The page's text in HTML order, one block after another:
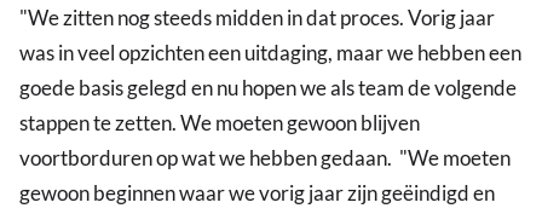
"We zitten nog steeds midden in dat proces. Vorig jaar
was in veel opzichten een uitdaging, maar we hebben een
goede basis gelegd en nu hopen we als team de volgende
stappen te zetten. We moeten gewoon blijven
voortborduren op wat we hebben gedaan. "We moeten
gewoon beginnen waar we vorig jaar zijn geëindigd en